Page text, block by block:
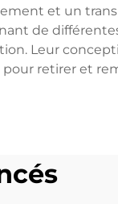
et un
de
Leur
retirer et